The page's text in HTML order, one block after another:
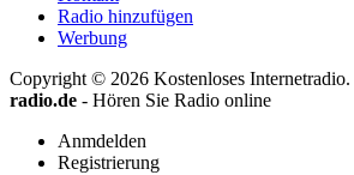
Radio hinzufügen
Werbung
Copyright © 2026 Kostenloses Internetradio.
radio.de - Hören Sie Radio online
Anmdelden
Registrierung